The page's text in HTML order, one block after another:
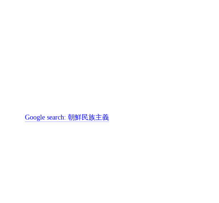
Google search:朝鮮民族主義